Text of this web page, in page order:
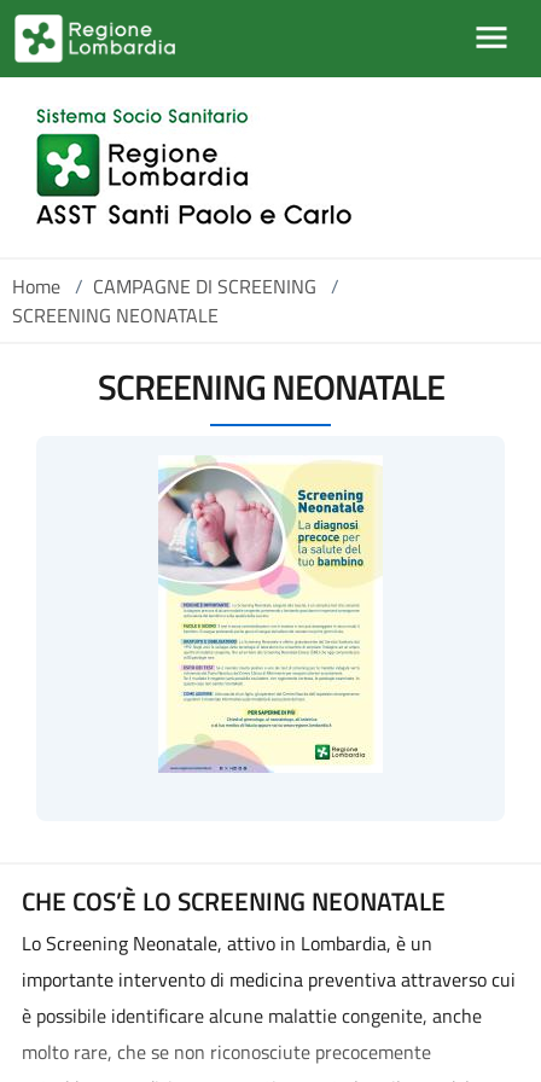
Salta al contenuto principale
Home / CAMPAGNE DI SCREENING /
SCREENING NEONATALE
SCREENING NEONATALE
CHE COS’È LO SCREENING NEONATALE
Lo Screening Neonatale, attivo in Lombardia, è un
importante intervento di medicina preventiva attraverso cui
è possibile identificare alcune malattie congenite, anche
molto rare, che se non riconosciute precocemente